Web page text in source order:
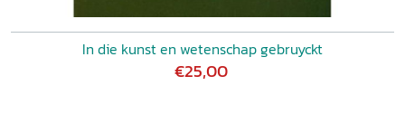
In die kunst en wetenschap gebruyckt
€25,00